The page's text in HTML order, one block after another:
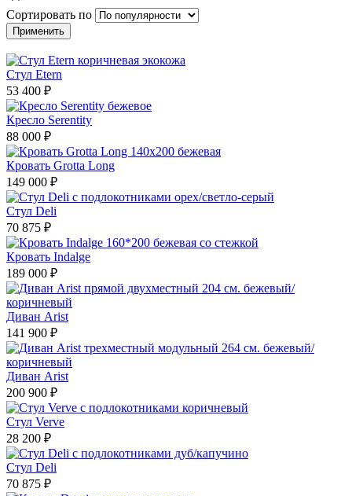
Сортировать по
Стул Etern
53 400 ₽
Кресло Serentity
88 000 ₽
Кровать Grotta Long
149 000 ₽
Стул Deli
70 875 ₽
Кровать Indalge
189 000 ₽
Диван Arist
141 900 ₽
Диван Arist
200 900 ₽
Стул Verve
28 200 ₽
Стул Deli
70 875 ₽